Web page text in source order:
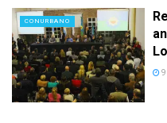
CONURBANO
9